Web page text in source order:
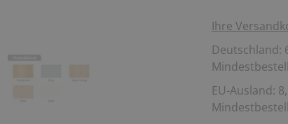
Ihre
Deutschland:
EU-Ausland: